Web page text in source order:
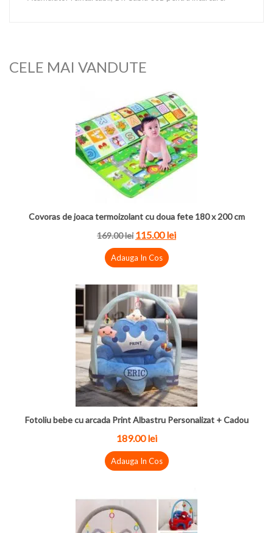
CELE MAI VANDUTE
Covoras de joaca termoizolant cu doua fete 180 x 200 cm
169.00lei 115.00lei
Adauga In Cos
Fotoliu bebe cu arcada Print Albastru Personalizat + Cadou
189.00lei
Adauga In Cos